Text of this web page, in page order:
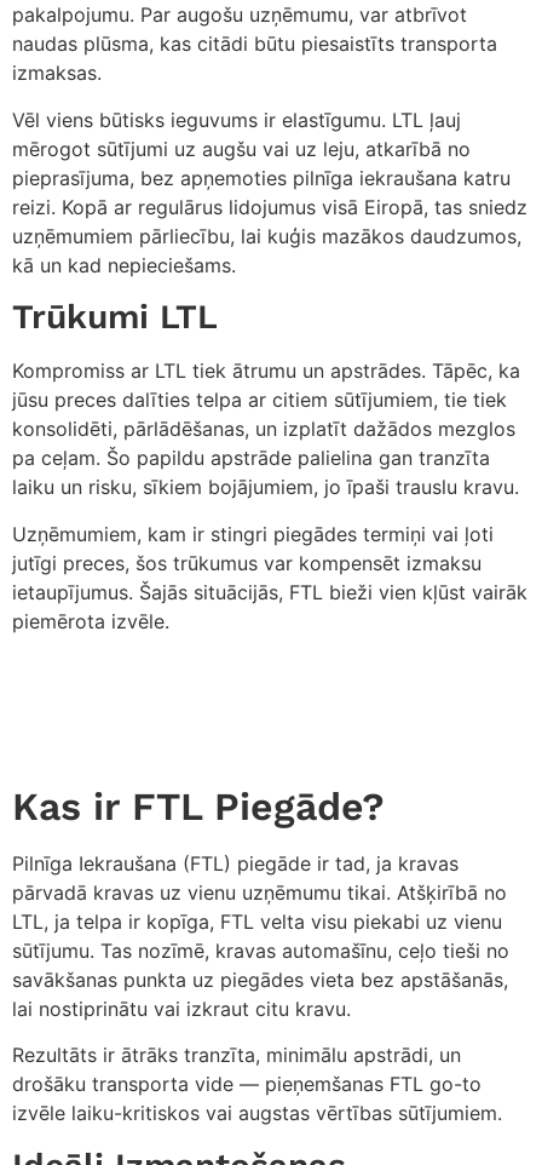
pakalpojumu. Par augošu uzņēmumu, var atbrīvot
naudas plūsma, kas citādi būtu piesaistīts transporta
izmaksas.
Vēl viens būtisks ieguvums ir elastīgumu. LTL ļauj
mērogot sūtījumi uz augšu vai uz leju, atkarībā no
pieprasījuma, bez apņemoties pilnīga iekraušana katru
reizi. Kopā ar regulārus lidojumus visā Eiropā, tas sniedz
uzņēmumiem pārliecību, lai kuģis mazākos daudzumos,
kā un kad nepieciešams.
Trūkumi LTL
Kompromiss ar LTL tiek ātrumu un apstrādes. Tāpēc, ka
jūsu preces dalīties telpa ar citiem sūtījumiem, tie tiek
konsolidēti, pārlādēšanas, un izplatīt dažādos mezglos
pa ceļam. Šo papildu apstrāde palielina gan tranzīta
laiku un risku, sīkiem bojājumiem, jo īpaši trauslu kravu.
Uzņēmumiem, kam ir stingri piegādes termiņi vai ļoti
jutīgi preces, šos trūkumus var kompensēt izmaksu
ietaupījumus. Šajās situācijās, FTL bieži vien kļūst vairāk
piemērota izvēle.
Kas ir FTL Piegāde?
Pilnīga Iekraušana (FTL) piegāde ir tad, ja kravas
pārvadā kravas uz vienu uzņēmumu tikai. Atšķirībā no
LTL, ja telpa ir kopīga, FTL velta visu piekabi uz vienu
sūtījumu. Tas nozīmē, kravas automašīnu, ceļo tieši no
savākšanas punkta uz piegādes vieta bez apstāšanās,
lai nostiprinātu vai izkraut citu kravu.
Rezultāts ir ātrāks tranzīta, minimālu apstrādi, un
drošāku transporta vide — pieņemšanas FTL go-to
izvēle laiku-kritiskos vai augstas vērtības sūtījumiem.